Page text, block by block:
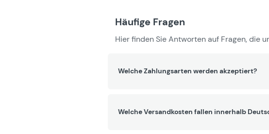
Häufige Fragen
Hier finden Sie Antworten auf Fragen, die
Welche Zahlungsarten werden akzeptiert?
Welche Versandkosten fallen innerhalb